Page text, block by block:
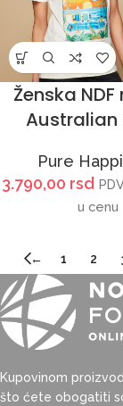
Ženska
Australian
Pure
3.790,00 rsd
u cenu
← 1 2
Kupovinom
što ćete obogatiti